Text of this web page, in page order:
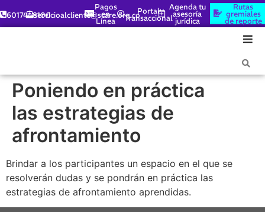
6017448100servicioalcliente@scare.org.co
Pagos
en
Línea
Portal
Transaccional
Agenda tu
asesoría
jurídica
Rutas
gremiales
de reporte
Poniendo en práctica
las estrategias de
afrontamiento
Brindar a los participantes un espacio en el que se
resolverán dudas y se pondrán en práctica las
estrategias de afrontamiento aprendidas.